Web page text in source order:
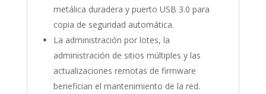
metálica duradera y puerto USB 3.0 para
copia de seguridad automática.
La administración por lotes, la
administración de sitios múltiples y las
actualizaciones remotas de firmware
benefician el mantenimiento de la red.